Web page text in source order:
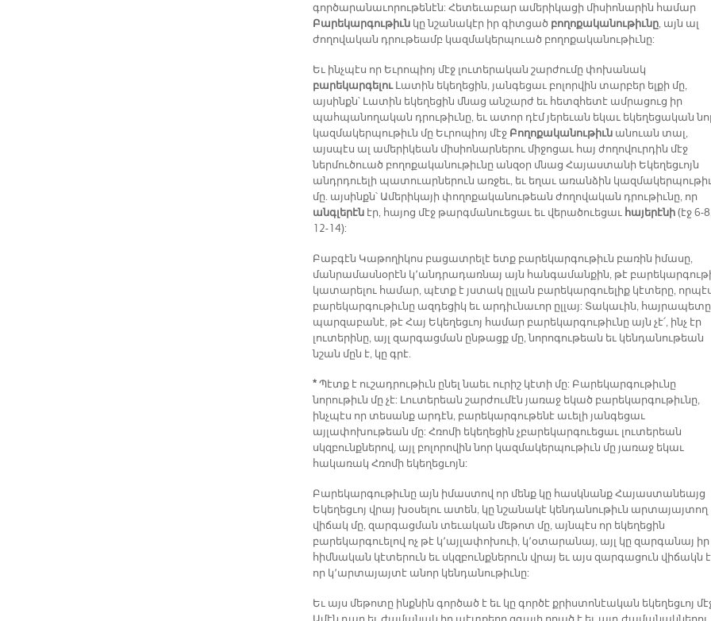
գործարանաւորութենէն: Հետեւաբար ամերիկացի միսիոնարին համար
Բարեկարգութիւն կը նշանակէր իր գիտցած բողոքականութիւնը, այն ալ
ժողովական դրութեամբ կազմակերպուած բողոքականութիւնը:
Եւ ինչպէս որ Եւրոպիոյ մէջ լուտերական շարժումը փոխանակ
բարեկարգելուԼատին եկեղեցին, յանգեցաւ բոլորվին տարբեր ելքի մը,
այսինքն՝ Լատին եկեղեցին մնաց անշարժ եւ հետզհետէ ամրացուց իր
պահպանողական դրութիւնը, եւ ատոր դէմ յերեւան եկաւ եկեղեցական
կազմակերպութիւն մը Եւրոպիոյ մէջ Բողոքականութիւն անուան տալ,
այսպէս ալ ամերիկեան միսիոնարներու միջոցաւ հայ ժողովուրդին մէջ
ներմուծուած բողոքականութիւնը անզօր մնաց Հայաստանի Եկեղեցւոյն
անդրդուելի պատուարներուն առջեւ, եւ եղաւ առանձին
մը. այսինքն՝ Ամերիկայի փողոքականութեան ժողովական դրութիւնը, որ
անգլերէն էր, հայոց մէջ թարգմանուեցաւ եւ վերածուեցաւ հայերէնի(էջ 6-
12-14):
Բաբգէն Կաթողիկոս բացատրելէ ետք բարեկարգութիւն բառին իմասը,
մանրամասնօրէն կ՚անդրադառնայ այն հանգամանքին, թէ
կատարելու համար, պէտք է յստակ ըլլան բարեկարգուելիք կէտերը,
բարեկարգութիւնը ազդեցիկ եւ արդիւնաւոր ըլլայ: Տակաւին, հայրապետը
պարզաբանէ, թէ Հայ Եկեղեցւոյ համար բարեկարգութիւնը այն չէ՛, ինչ էր
լուտերինը, այլ զարգացման ընթացք մը, նորոգութեան եւ կենդանութեան
նշան մըն է, կը գրէ.
*Պէտք է ուշադրութիւն ընել նաեւ ուրիշ կէտի մը: Բարեկարգութիւնը
նորութիւն մը չէ: Լուտերեան շարժումէն յառաջ եկած բարեկարգութիւնը,
ինչպէս որ տեսանք արդէն, բարեկարգութենէ աւելի յանգեցաւ
այլափոխութեան մը: Հռոմի եկեղեցին չբարեկարգուեցաւ լուտերեան
սկզբունքներով, այլ բոլորովին նոր կազմակերպութիւն մը յառաջ եկաւ
հակառակ Հռոմի եկեղեցւոյն:
Բարեկարգութիւնը այն իմաստով որ մենք կը հասկնանք Հայաստանեայց
Եկեղեցւոյ վրայ խօսելու ատեն, կը նշանակէ կենդանութիւն արտայայտող
վիճակ մը, զարգացման տեւական մեթոտ մը, այնպէս որ եկեղեցին
բարեկարգուելով ոչ թէ կ՚այլափոխուի, կ՚օտարանայ, այլ կը զարգանայ իր
հիմնական կէտերուն եւ սկզբունքներուն վրայ եւ այս զարգացուն վիճակն
որ կ՚արտայայտէ անոր կենդանութիւնը:
Եւ այս մեթոտը ինքնին գործած է եւ կը գործէ քրիստոնէական եկեղեցւոյ